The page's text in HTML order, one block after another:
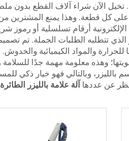
تخيل الآن شراء آلاف القطع
كل قطعة. وهذا يمنع المشترين
الإلكترونية أرقام تسلسلية أو
للحرارة والمواد الكيميائية
وهذه معلومة مهمة جدًا للسلامة
عن عددها آلة علامة بالليزر الطائرة